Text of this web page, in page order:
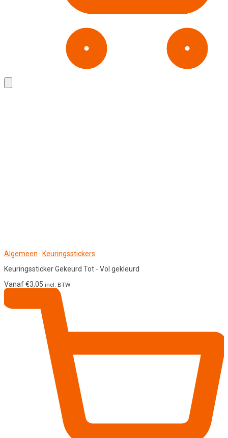
Algemeen · Keuringsstickers
Keuringssticker Gekeurd Tot - Vol gekleurd
Vanaf€3,05 incl. BTW